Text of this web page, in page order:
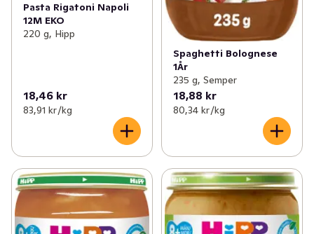
Pasta Rigatoni Napoli
12M EKO
220 g, Hipp
18,46 kr
83,91 kr /kg
Spaghetti Bolognese
1År
235 g, Semper
18,88 kr
80,34 kr /kg